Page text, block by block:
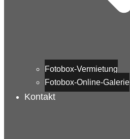
Fotobox-Vermietung
Fotobox-Online-Galerie
Kontakt